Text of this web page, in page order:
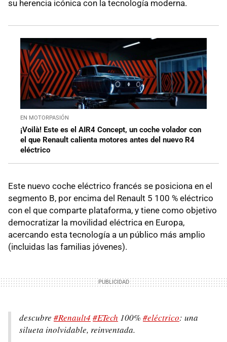
su herencia icónica con la tecnología moderna.
EN MOTORPASIÓN
¡Voilà! Este es el AIR4 Concept, un coche volador con
el que Renault calienta motores antes del nuevo R4
eléctrico
Este nuevo coche eléctrico francés se posiciona en el
segmento B, por encima del Renault 5 100 % eléctrico
con el que comparte plataforma, y tiene como objetivo
democratizar la movilidad eléctrica en Europa,
acercando esta tecnología a un público más amplio
(incluidas las familias jóvenes).
descubre #Renault4 #ETech 100%#eléctrico: una
silueta inolvidable, reinventada.​